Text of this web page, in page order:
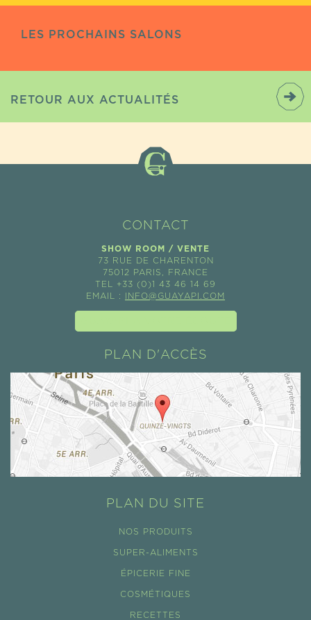
LES PROCHAINS SALONS
RETOUR AUX ACTUALITÉS
CONTACT
SHOW ROOM / VENTE
73 RUE DE CHARENTON
75012 PARIS, FRANCE
TEL +33 (0)1 43 46 14 69
EMAIL :
INFO@GUAYAPI.COM
PLAN D'ACCÈS
PLAN DU SITE
NOS PRODUITS
SUPER-ALIMENTS
ÉPICERIE FINE
COSMÉTIQUES
RECETTES